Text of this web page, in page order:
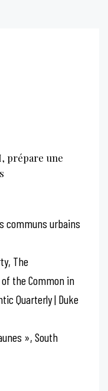
prépare une
communs urbains
The
the Common in
Quarterly | Duke
», South